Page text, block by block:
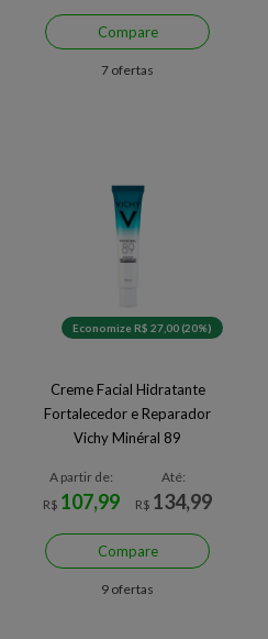
Compare
7 ofertas
Economize R$ 27,00 (20%)
Creme Facial Hidratante
Fortalecedor e Reparador
Vichy Minéral 89
A partir de:
R$ 107,99
Até:
R$ 134,99
Compare
9 ofertas